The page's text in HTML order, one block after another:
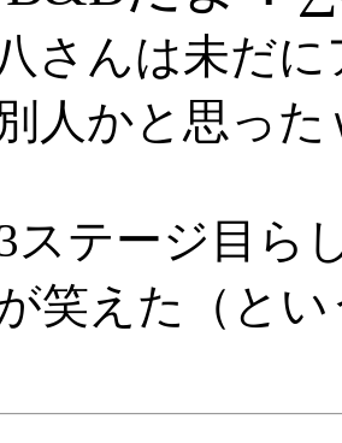
さんは未だ
人かと思った
ステージ目ら
笑えた（と